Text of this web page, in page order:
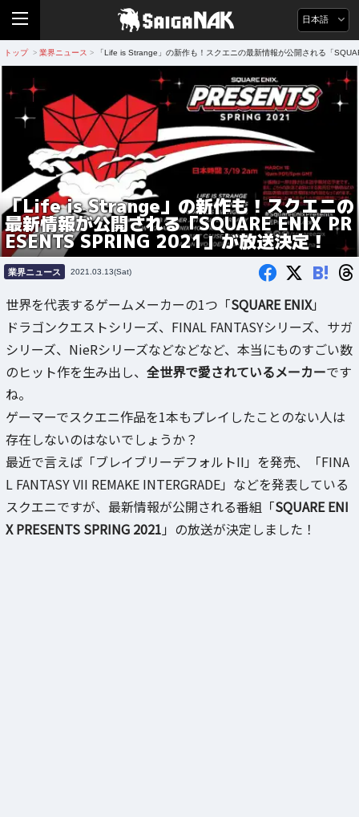
日本語
トップ > 業界ニュース > 「Life is Strange」の新作も！スクエニの最新情報が公開される「
「Life is Strange」の新作も！スクエニの
最新情報が公開される「SQUARE ENIX PR
ESENTS SPRING 2021」が放送決定！
業界ニュース 2021.03.13(Sat) B!
世界を代表するゲームメーカーの1つ「SQUARE ENIX」
ドラゴンクエストシリーズ、FINAL FANTASYシリーズ、サガ
シリーズ、NieRシリーズなどなどなど、本当にものすごい数
のヒット作を生み出し、 全世界で愛されているメーカーです
ね。
ゲーマーでスクエニ作品を1本もプレイしたことのない人は
存在しないのはないでしょうか？
最近で言えば「ブレイブリーデフォルトII」を発売、「FINA
L FANTASY VII REMAKE INTERGRADE」などを発表している
スクエニですが、最新情報が公開される番組「SQUARE ENI
X PRESENTS SPRING 2021 」の放送が決定しました！